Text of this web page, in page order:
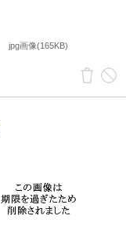
jpg画像(165KB)